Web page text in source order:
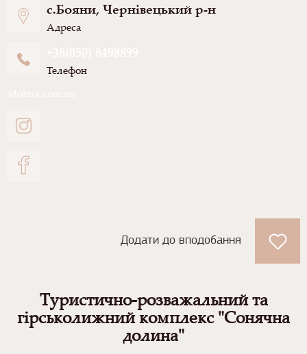
Адреса
с.Бояни, Чернівецький р-н
Телефон
Додати до вподобання
Туристично-розважальний та
гірськолижний комплекс "Сонячна
долина"